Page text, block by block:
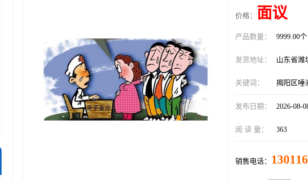
价格： 面议
产品数量： 9999.00个
发货地址： 山东省潍
关键词： 揭阳区唾
发布日期： 2026-08-
阅 读 量： 363
销售电话：